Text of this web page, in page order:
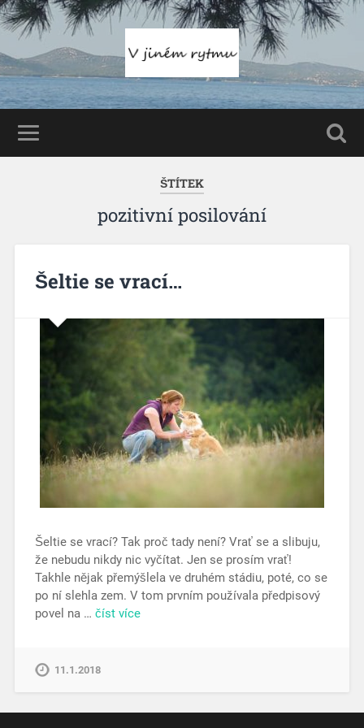
ŠTÍTEK
pozitivní posilování
Šeltie se vrací…
Šeltie se vrací? Tak proč tady není? Vrať se a slibuju,
že nebudu nikdy nic vyčítat. Jen se prosím vrať!
Takhle nějak přemýšlela ve druhém stádiu, poté, co se
po ní slehla zem. V tom prvním používala předpisový
povel na … číst více
11.1.2018